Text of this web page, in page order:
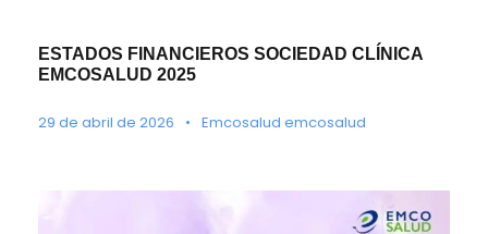
ESTADOS FINANCIEROS SOCIEDAD CLÍNICA
EMCOSALUD 2025
29 de abril de 2026 • Emcosalud emcosalud